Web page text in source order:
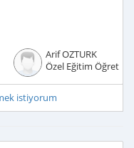
Arif OZTURK
Özel Eğitim
istiyorum